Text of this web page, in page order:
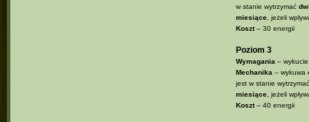
w stanie wytrzymać
miesiące, jeżeli
Koszt– 30 energii
Poziom 3
Wymagania– wykucie
Mechanika– wykuwa
jest w stanie
miesiące, jeżeli
Koszt– 40 energii